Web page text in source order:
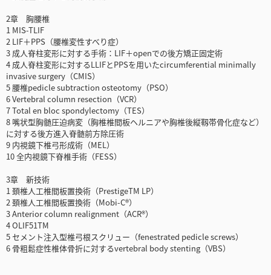
2章 胸腰椎
1 MIS-TLIF
2 LIF＋PPS（腰椎変性すべり症）
3 成人脊柱変形に対する手術：LIF＋openでの後方矯正固定術
4 成人脊柱変形に対するLLIFとPPSを用いたcircumferential minimally
invasive surgery（CMIS）
5 腰椎pedicle subtraction osteotomy（PSO）
6 Vertebral column resection（VCR）
7 Total en bloc spondylectomy（TES）
8 嘴状型胸髄圧迫病変（胸椎椎間板ヘルニアや胸椎後縦靱帯骨化症など）
に対する後方進入脊髄前方除圧術
9 内視鏡下椎弓形成術（MEL）
10 全内視鏡下脊椎手術（FESS）
3章 新技術
1 頚椎人工椎間板置換術（PrestigeTM LP）
2 頚椎人工椎間板置換術（Mobi-C®）
3 Anterior column realignment（ACR®）
4 OLIF51TM
5 セメント注入型椎弓根スクリュー（fenestrated pedicle screws）
6 骨粗鬆症性椎体骨折に対するvertebral body stenting（VBS）